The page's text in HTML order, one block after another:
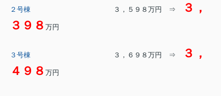
２号棟 ３，５９８万円 ⇒
３，
３９８ 万円
３号棟 ３，６９８万円 ⇒
３，
４９８ 万円